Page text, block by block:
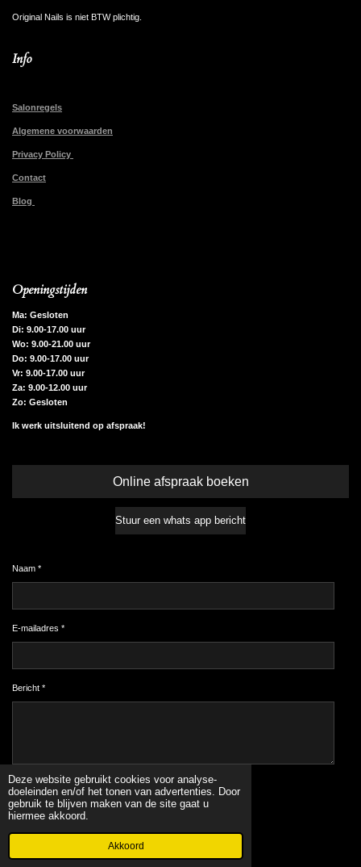
Deze website gebruikt cookies voor analyse-
doeleinden en/of het tonen van advertenties. Door
gebruik te blijven maken van de site gaat u
hiermee akkoord.
Akkoord
Original Nails is niet BTW plichtig.
Info
Salonregels
Algemene voorwaarden
Privacy Policy
Contact
Blog
Openingstijden
Ma: Gesloten
Di: 9.00-17.00 uur
Wo: 9.00-21.00 uur
Do: 9.00-17.00 uur
Vr: 9.00-17.00 uur
Za: 9.00-12.00 uur
Zo: Gesloten
Ik werk uitsluitend op afspraak!
Online afspraak boeken
Stuur een whats app bericht
Naam *
E-mailadres *
Bericht *
Verzenden
© 2022 - 2026 www.originalnails.nl